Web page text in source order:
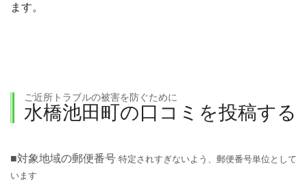
ます。
ご近所トラブルの被害を防ぐために
水橋池田町の口コミを投稿する
■対象地域の郵便番号 特定されすぎないよう、郵便番号単位として
います